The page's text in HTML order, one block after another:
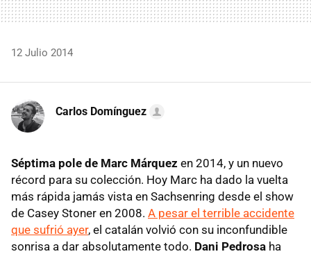
12 Julio 2014
Carlos Domínguez
Séptima pole de Marc Márquez en 2014, y un nuevo
récord para su colección. Hoy Marc ha dado la vuelta
más rápida jamás vista en Sachsenring desde el show
de Casey Stoner en 2008. A pesar el terrible accidente
que sufrió ayer, el catalán volvió con su inconfundible
sonrisa a dar absolutamente todo. Dani Pedrosa ha